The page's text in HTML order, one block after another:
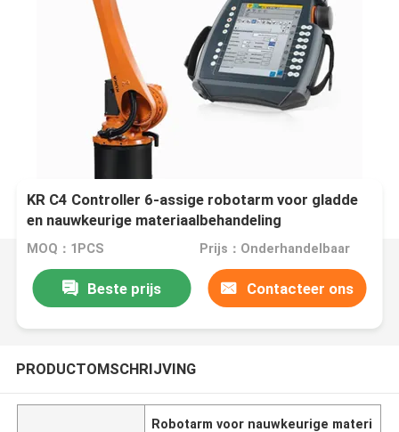
KR C4 Controller 6-assige robotarm voor gladde
en nauwkeurige materiaalbehandeling
MOQ：1PCS Prijs：Onderhandelbaar
Beste prijs Contacteer ons
PRODUCTOMSCHRIJVING
Robotarm voor nauwkeurige materi